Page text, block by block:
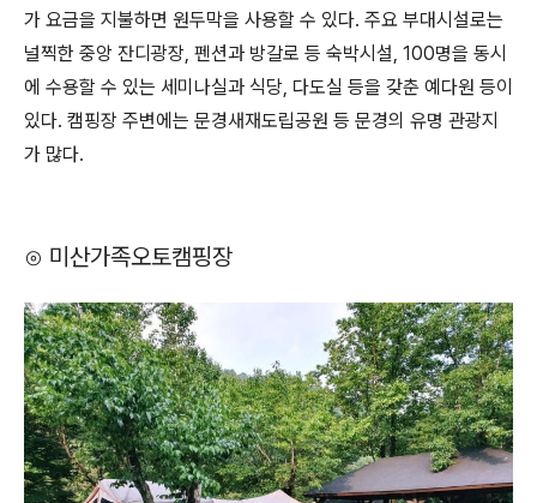
가 요금을 지불하면 원두막을 사용할 수 있다. 주요 부대시설로는
널찍한 중앙 잔디광장, 펜션과 방갈로 등 숙박시설, 100명을 동시
에 수용할 수 있는 세미나실과 식당, 다도실 등을 갖춘 예다원 등이
있다. 캠핑장 주변에는 문경새재도립공원 등 문경의 유명 관광지
가 많다.
⊙ 미산가족오토캠핑장